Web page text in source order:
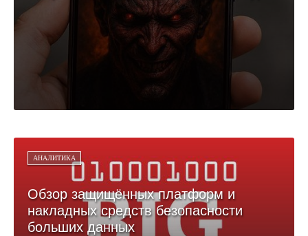
АНАЛИТИКА
Обзор защищённых платформ и
накладных средств безопасности
больших данных